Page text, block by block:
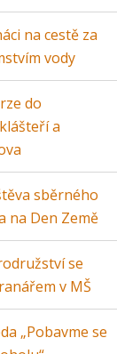
na cestě za
vody
do
a
sběrného
na Den Země
se
v MŠ
„Pobavme se